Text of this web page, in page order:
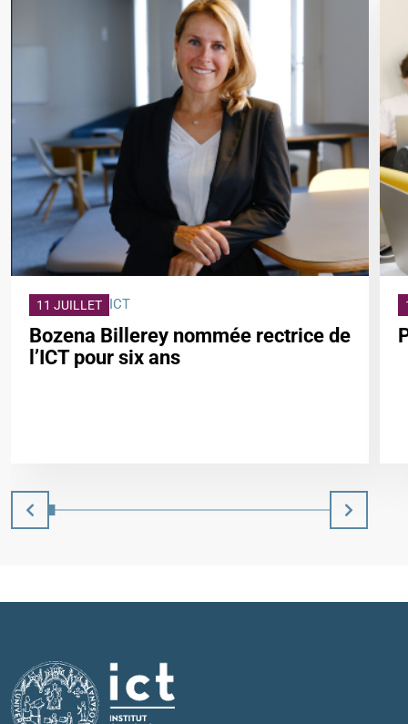
11 JUILLET ICT
Bozena Billerey nommée rectrice de
l’ICT pour six ans